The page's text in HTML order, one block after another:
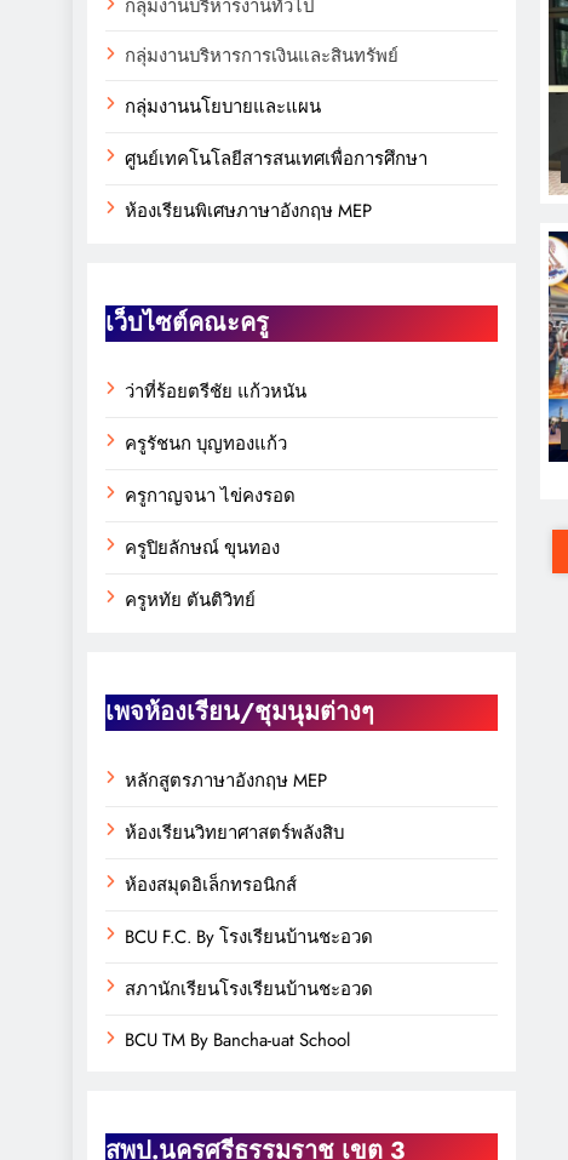
กลุ่มงานบริหารงานทั่วไป
กลุ่มงานบริหารการเงินและสินทรัพย์
กลุ่มงานนโยบายและแผน
ศูนย์เทคโนโลยีสารสนเทศเพื่อการศึกษา
ห้องเรียนพิเศษภาษาอังกฤษ MEP
เว็บไซต์คณะครู
ว่าที่ร้อยตรีชัย แก้วหนัน
ครูรัชนก บุญทองแก้ว
ครูกาญจนา ไข่คงรอด
ครูปิยลักษณ์ ขุนทอง
ครูหทัย ตันติวิทย์
เพจห้องเรียน/ชุมนุมต่างๆ
หลักสูตรภาษาอังกฤษ MEP
ห้องเรียนวิทยาศาสตร์พลังสิบ
ห้องสมุดอิเล็กทรอนิกส์
BCU F.C. By โรงเรียนบ้านชะอวด
สภานักเรียนโรงเรียนบ้านชะอวด
BCU TM By Bancha-uat School
สพป.นครศรีธรรมราช เขต 3